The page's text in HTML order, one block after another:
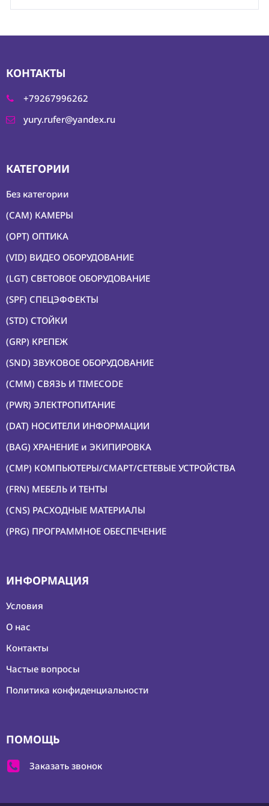
КОНТАКТЫ
+79267996262
yury.rufer@yandex.ru
КАТЕГОРИИ
Без категории
(CAM) КАМЕРЫ
(OPT) ОПТИКА
(VID) ВИДЕО ОБОРУДОВАНИЕ
(LGT) СВЕТОВОЕ ОБОРУДОВАНИЕ
(SPF) СПЕЦЭФФЕКТЫ
(STD) СТОЙКИ
(GRP) КРЕПЕЖ
(SND) ЗВУКОВОЕ ОБОРУДОВАНИЕ
(CMM) СВЯЗЬ И TIMECODE
(PWR) ЭЛЕКТРОПИТАНИЕ
(DAT) НОСИТЕЛИ ИНФОРМАЦИИ
(BAG) ХРАНЕНИЕ и ЭКИПИРОВКА
(CMP) КОМПЬЮТЕРЫ/СМАРТ/СЕТЕВЫЕ УСТРОЙСТВА
(FRN) МЕБЕЛЬ И ТЕНТЫ
(CNS) РАСХОДНЫЕ МАТЕРИАЛЫ
(PRG) ПРОГРАММНОЕ ОБЕСПЕЧЕНИЕ
ИНФОРМАЦИЯ
Условия
О нас
Контакты
Частые вопросы
Политика конфиденциальности
ПОМОЩЬ
Заказать звонок